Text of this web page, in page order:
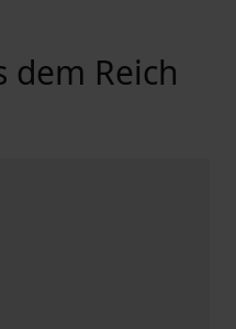
dem Reich